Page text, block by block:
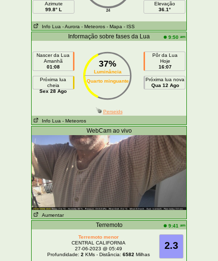
Azimute
99.8° L
24
Elevação
36.1°
Info Lua - Aurora - Meteoros - Mapa - ISS
Informação sobre fases da Lua 9:50 am
Nascer da Lua
Amanhã
01:08
Próxima lua
cheia
Sex 28 Ago
37%
Luminância
Quarto minguante
Pôr da Lua
Hoje
16:07
Próxima lua nova
Qua 12 Ago
Perseids
Info Lua - Meteoros
WebCam ao vivo
Aumentar
Terremoto 9:41 am
2.3
Terremoto menor
CENTRAL CALIFORNIA
27-06-2023 @ 05:49
Profundidade: 2 KMs - Distância: 6582 Milhas